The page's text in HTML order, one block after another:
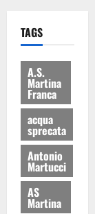
TAGS
A.S.
Martina
Franca
acqua
sprecata
Antonio
Martucci
AS
Martina